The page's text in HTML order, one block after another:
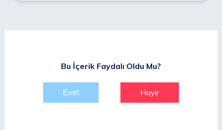
Bu İçerik Faydalı Oldu Mu?
Hayır